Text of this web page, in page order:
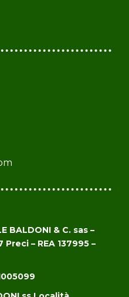
BALDONI & C. sas –
– REA 137995 –